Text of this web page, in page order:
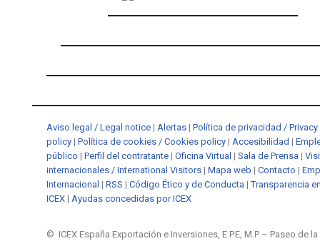
Aviso legal / Legal notice | Alertas | Política de privacidad / Privacy
policy | Política de cookies / Cookies policy | Accesibilidad |
público | Perfil del contratante | Oficina Virtual | Sala de Prensa |
internacionales / International Visitors | Mapa web | Contacto |
Internacional | RSS | Código Ético y de Conducta |Transparencia
ICEX | Ayudas concedidas por ICEX
© ICEX España Exportación e Inversiones, E.P.E, M.P – Paseo de la